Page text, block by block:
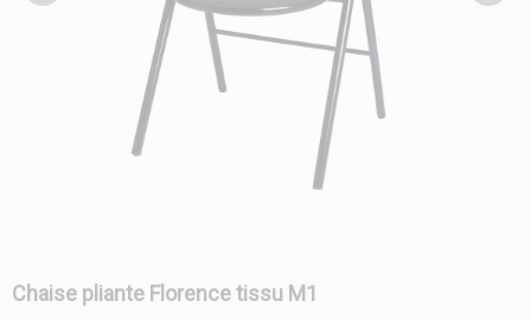
Chaise pliante Florence tissu M1